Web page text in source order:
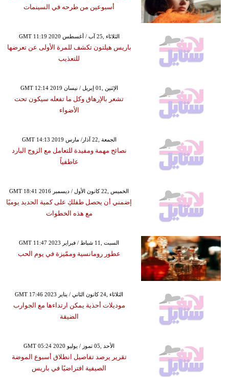
أسبوعين من طرحه في السينمات
GMT 11:19 2020 الثلاثاء ,25 آب / أغسطس
باريس هيلتون تكشف للمرة الأولى عن تعرضها
للتعذيب
GMT 12:14 2019 الإثنين ,01 إبريل / نيسان
تشعر بالإرهاق وكل ما تفعله سيكون تحت
الأضواء
GMT 14:13 2019 الجمعة ,22 آذار/ مارس
نصائح مهمة ومفيدة للتعامل مع الزوج البارد
عاطفياً
GMT 18:41 2016 الخميس ,22 كانون الأول / ديسمبر
إضمني أن يحصل طفلكِ على كمية الحديد يوميًا
مع هذه الخطوات
GMT 11:47 2023 السبت ,11 شباط / فبراير
عطور رومانسية وممّيزة في يوم الحب
GMT 17:46 2023 الثلاثاء ,24 كانون الثاني / يناير
موديلات أحذية يمكن ارتداءها مع الجوارب
الضيقة
GMT 05:24 2020 الأحد ,05 تموز / يوليو
تقرير يرصد تفاصيل انطلاق أسبوع الموضة
الصيفية افتراضيًا في باريس